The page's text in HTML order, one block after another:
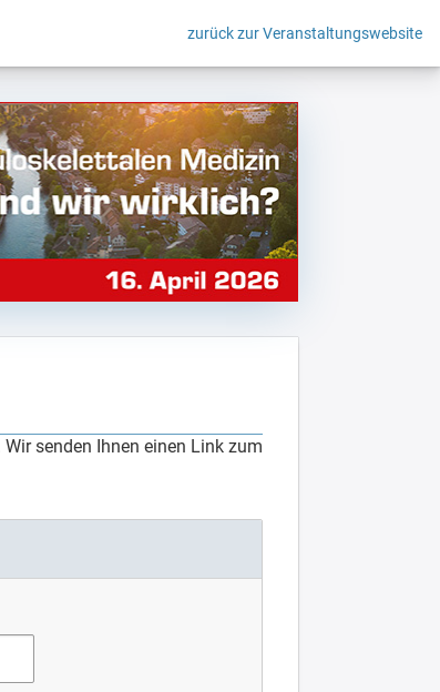
zurück zur Veranstaltungswebsite
senden Ihnen einen Link zum